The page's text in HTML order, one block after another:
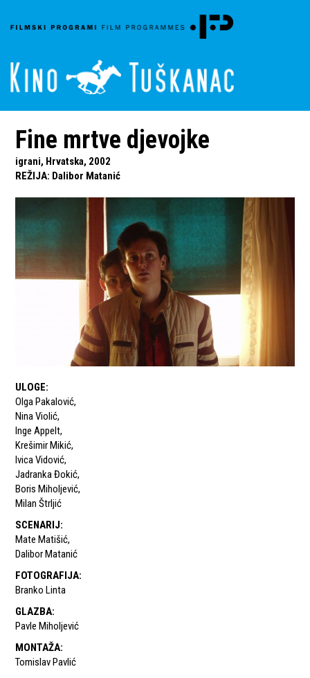
Fine mrtve djevojke
igrani, Hrvatska, 2002
REŽIJA: Dalibor Matanić
ULOGE:
Olga Pakalović,
Nina Violić,
Inge Appelt,
Krešimir Mikić,
Ivica Vidović,
Jadranka Đokić,
Boris Miholjević,
Milan Štrljić
SCENARIJ:
Mate Matišić,
Dalibor Matanić
FOTOGRAFIJA:
Branko Linta
GLAZBA:
Pavle Miholjević
MONTAŽA:
Tomislav Pavlić